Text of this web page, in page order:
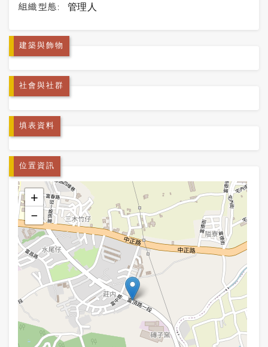
組織型態: 管理人
建築與飾物
社會與社群
填表資料
位置資訊
+
−